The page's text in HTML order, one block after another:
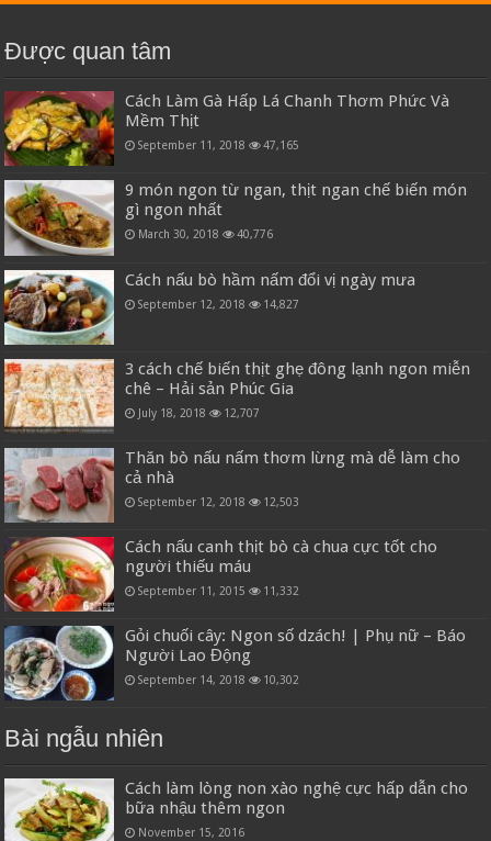
Được quan tâm
Cách Làm Gà Hấp Lá Chanh Thơm Phức Và
Mềm Thịt
September 11, 2018 47,165
9 món ngon từ ngan, thịt ngan chế biến món
gì ngon nhất
March 30, 2018 40,776
Cách nấu bò hầm nấm đổi vị ngày mưa
September 12, 2018 14,827
3 cách chế biến thịt ghẹ đông lạnh ngon miễn
chê – Hải sản Phúc Gia
July 18, 2018 12,707
Thăn bò nấu nấm thơm lừng mà dễ làm cho
cả nhà
September 12, 2018 12,503
Cách nấu canh thịt bò cà chua cực tốt cho
người thiếu máu
September 11, 2015 11,332
Gỏi chuối cây: Ngon số dzách! | Phụ nữ – Báo
Người Lao Động
September 14, 2018 10,302
Bài ngẫu nhiên
Cách làm lòng non xào nghệ cực hấp dẫn cho
bữa nhậu thêm ngon
November 15, 2016